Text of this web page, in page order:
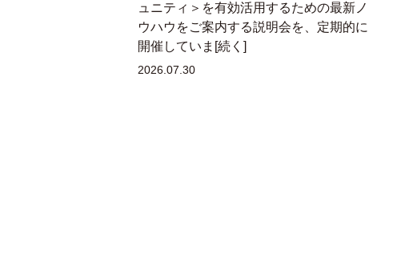
ュニティ＞を有効活用するための最新ノ
ウハウをご案内する説明会を、定期的に
開催していま[続く]
2026.07.30